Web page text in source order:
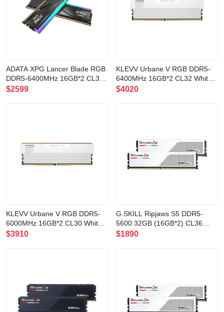
ADATA XPG Lancer Blade RGB
DDR5-6400MHz 16GB*2 CL32
Black 記憶體
$2599
KLEVV Urbane V RGB DDR5-
6400MHz 16GB*2 CL32 White
記憶體(UV16X2-KD5AGUA80-
$4020
KLEVV Urbane V RGB DDR5-
6000MHz 16GB*2 CL30 White
記憶體(UV16X2-KD5AGUA80-
$3910
G.SKILL Ripjaws S5 DDR5-
5600 32GB (16GB*2) CL36
White(F5-5600J3636C16GX2-
$1890